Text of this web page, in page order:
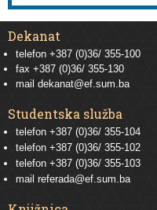
Dekanat
telefon +387 (0)36/ 355-100
fax +387 (0)36/ 355-130
mail dekanat@ef.sum.ba
Studentska služba
telefon +387 (0)36/ 355-104
telefon +387 (0)36/ 355-102
telefon +387 (0)36/ 355-103
mail referada@ef.sum.ba